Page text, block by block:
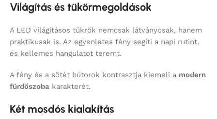
Világítás és tükörmegoldások
A LED világításos tükrök nemcsak látványosak, hanem
praktikusak is. Az egyenletes fény segíti a napi rutint,
és kellemes hangulatot teremt.
A fény és a sötét bútorok kontrasztja kiemeli a modern
fürdőszoba karakterét.
Két mosdós kialakítás